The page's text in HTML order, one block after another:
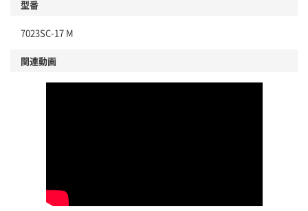
型番
7023SC-17 M
関連動画